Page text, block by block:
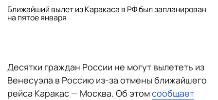
Ближайший вылет из Каракаса в РФ был запланирован
на пятое января
Десятки граждан России не могут вылететь из
Венесуэла в Россию из-за отмены ближайшего
рейса Каракас — Москва. Об этомсообщает